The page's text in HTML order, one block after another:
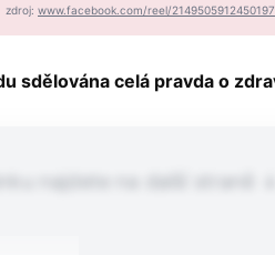
zdroj: www.facebook.com/reel/2149505912450197
sdělována celá pravda o